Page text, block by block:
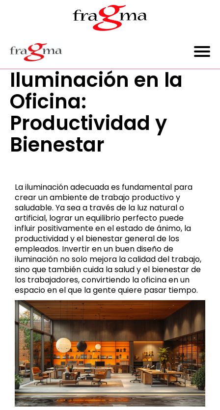
Iluminación en la
Oficina:
Productividad y
Bienestar
La iluminación adecuada es fundamental para
crear un ambiente de trabajo productivo y
saludable. Ya sea a través de la luz natural o
artificial, lograr un equilibrio perfecto puede
influir positivamente en el estado de ánimo, la
productividad y el bienestar general de los
empleados. Invertir en un buen diseño de
iluminación no solo mejora la calidad del trabajo,
sino que también cuida la salud y el bienestar de
los trabajadores, convirtiendo la oficina en un
espacio en el que la gente quiere pasar tiempo.